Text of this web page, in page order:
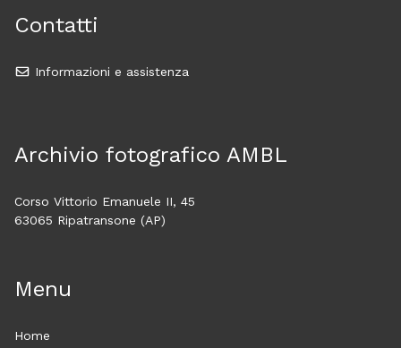
Contatti
Informazioni e assistenza
Archivio fotografico AMBL
Corso Vittorio Emanuele II, 45
63065 Ripatransone (AP)
Menu
Home